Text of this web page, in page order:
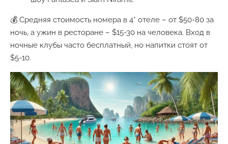
💰 Средняя стоимость номера в 4* отеле – от $50-80 за
ночь, а ужин в ресторане – $15-30 на человека. Вход в
ночные клубы часто бесплатный, но напитки стоят от
$5-10.